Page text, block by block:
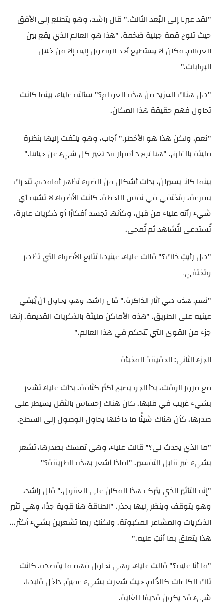
"لقد عبرنا إلى البُعد الثالث." قال راشد، وهو يتطلع إلى الأفق
حيث تلوح قمة جبلية ضخمة. "هذا هو العالم الذي يقع بين
العوالم. مكان لا يستطيع أحد الوصول إليه إلا من خلال
البوابات."
"هل هناك المزيد من هذه العوالم؟" سألته علياء، بينما كانت
تحاول فهم حقيقة هذا المكان.
"نعم، ولكن هذا هو الأخطر." أجاب، وهو يلتفت إليها بنظرة
مليئة بالقلق. "هنا توجد أسرار قد تغير كل شيء عن حياتنا."
بينما كانا يسيران، بدأت أشكال من الضوء تظهر أمامهم، تتحرك
بسرعة، وتختفي في نفس اللحظة. كانت الأضواء لا تشبه أي
شيء رأته علياء من قبل، وكأنها تجسد أفكارًا أو ذكريات عابرة،
تُستدعى لتُشاهد ثم تُمحى.
"هل رأيتِ ذلك؟" قالت علياء، عينيها تتابع الأضواء التي تظهر
وتختفي.
"نعم. هذه هي آثار الذاكرة." قال راشد، وهو يحاول أن يُبقي
عينيه على الطريق. "هذه الأماكن مليئة بالذكريات القديمة. إنها
جزء من القوى التي تتحكم في هذا العالم."
الجزء الثاني: الحقيقة المخبأة
مع مرور الوقت، بدأ الجو يصبح أكثر كثافة. بدأت علياء تشعر
بشيء غريب في قلبها. كان هناك إحساس بالثقل يسيطر على
صدرها، كأن هناك شيئًا ما داخلها يحاول الوصول إلى السطح.
"ما الذي يحدث لي؟" قالت علياء، وهي تمسك بصدرها، تشعر
بشيء غير قابل للتفسير. "لماذا أشعر بهذه الطريقة؟"
"إنه التأثير الذي يتركه هذا المكان على العقول." قال راشد،
وهو يتوقف وينظر إليها بحذر. "الطاقة هنا قوية جدًا، وهي تثير
الذكريات والمشاعر المكبوتة. ولكنكِ ربما تشعرين بشيء أكثر...
هذا يتعلق بما أنتِ عليه."
"ما أنا عليه؟" قالت علياء، وهي تحاول فهم ما يقصده. كانت
تلك الكلمات كالحُلم، حيث شعرت بشيء عميق داخل قلبها،
شيء قد يكون قديمًا للغاية.